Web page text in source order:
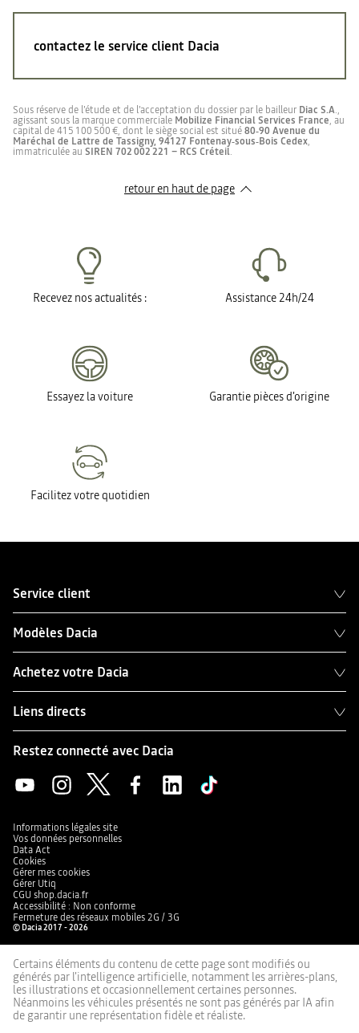
contactez le service client Dacia
Sous réserve de l’étude et de l’acceptation du dossier par le bailleur Diac S.A.,
agissant sous la marque commerciale Mobilize Financial Services France, au
capital de 415 100 500 €, dont le siège social est situé80‑90 Avenue du
Maréchal de Lattre de Tassigny, 94127 Fontenay‑sous‑Bois Cedex,
immatriculée au SIREN 702 002 221 – RCS Créteil.
retour en haut de page​
Recevez nos actualités : Assistance 24h/24
Essayez la voiture Garantie pièces d'origine
Facilitez votre quotidien
Service client
Modèles Dacia
Achetez votre Dacia
Liens directs
Restez connecté avec Dacia
Informations légales site
Vos données personnelles
Data Act
Cookies
Gérer mes cookies
Gérer Utiq
CGU shop.dacia.fr
Accessibilité : Non conforme
Fermeture des réseaux mobiles 2G / 3G
© Dacia 2017 - 2026
Certains éléments du contenu de cette page sont modifiés ou
générés par l'intelligence artificielle, notamment les arrières-plans,
les illustrations et occasionnellement certaines personnes.
Néanmoins les véhicules présentés ne sont pas générés par IA afin
de garantir une représentation fidèle et réaliste.